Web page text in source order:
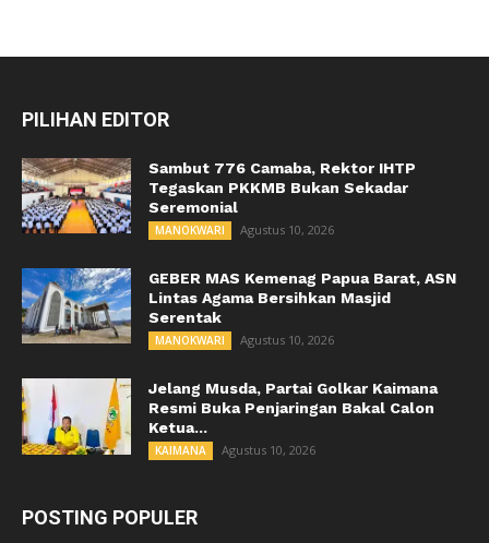
PILIHAN EDITOR
Sambut 776 Camaba, Rektor IHTP
Tegaskan PKKMB Bukan Sekadar
Seremonial
MANOKWARI Agustus 10, 2026
GEBER MAS Kemenag Papua Barat, ASN
Lintas Agama Bersihkan Masjid
Serentak
MANOKWARI Agustus 10, 2026
Jelang Musda, Partai Golkar Kaimana
Resmi Buka Penjaringan Bakal Calon
Ketua...
KAIMANA Agustus 10, 2026
POSTING POPULER